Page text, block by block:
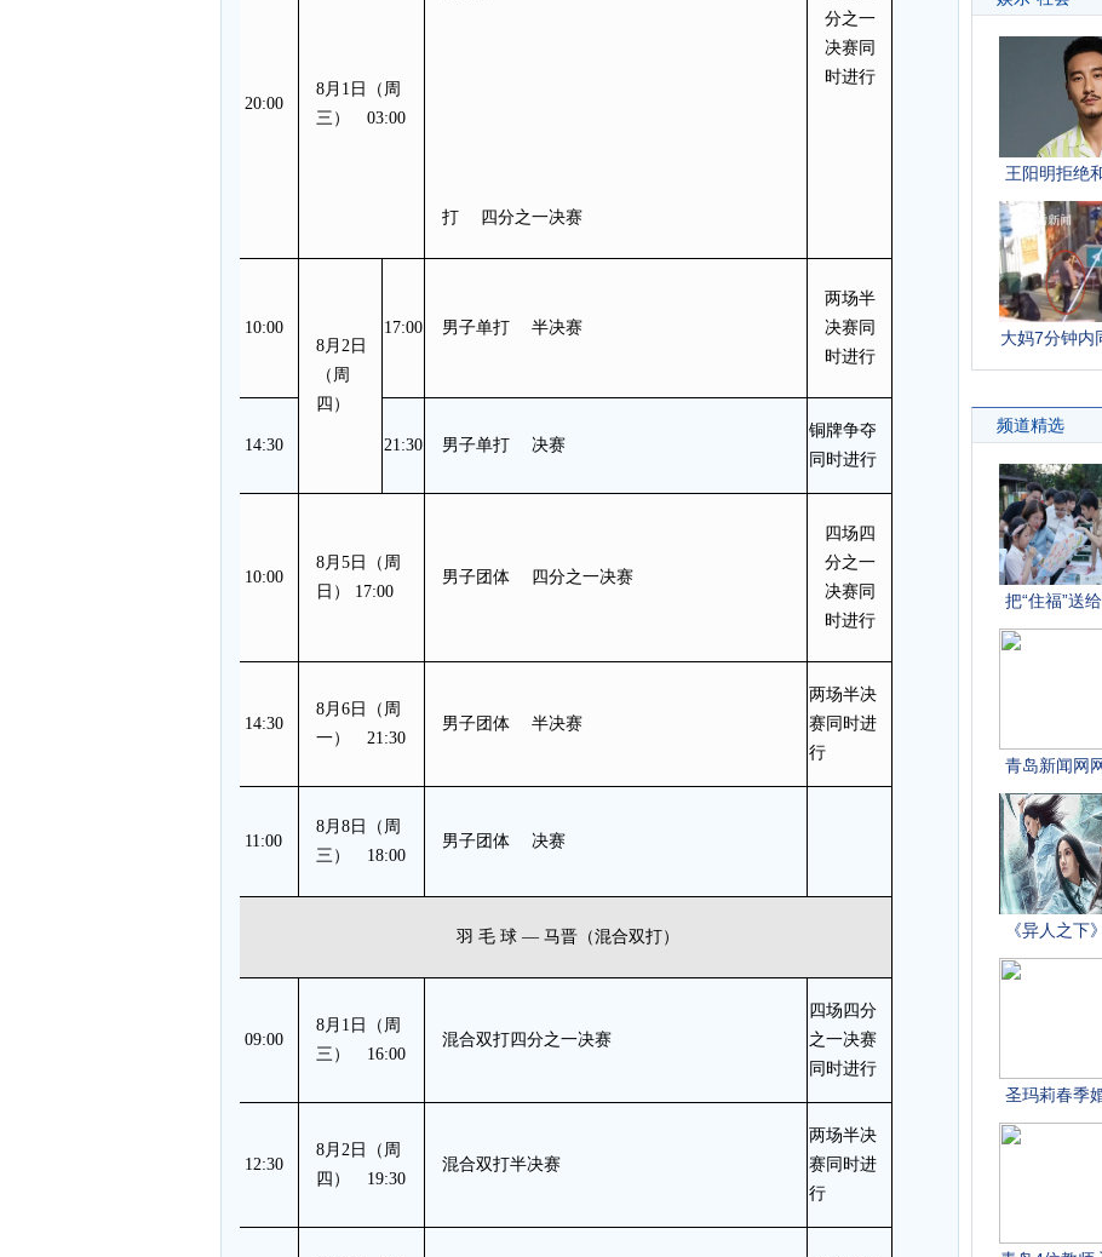
20:00
8月1日（周
三） 03:00
打 四分之一决赛
分之一
决赛同
时进行
10:00
8月2日
（周
四）
17:00 男子单打 半决赛
两场半
决赛同
时进行
14:30 21:30 男子单打 决赛
铜牌争夺
同时进行
10:00
8月5日（周
日） 17:00
男子团体 四分之一决赛
四场四
分之一
决赛同
时进行
14:30
8月6日（周
一） 21:30
男子团体 半决赛
两场半决
赛同时进
行
11:00
8月8日（周
三） 18:00
男子团体 决赛
羽 毛 球 — 马晋（混合双打）
09:00
8月1日（周
三） 16:00
混合双打四分之一决赛
四场四分
之一决赛
同时进行
12:30
8月2日（周
四） 19:30
混合双打半决赛
两场半决
赛同时进
行